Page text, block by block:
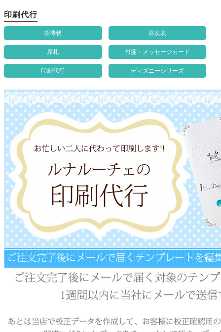
ウェイトドール
子育て卒業証書
ウェルカムボード
クロックギフト
ペーパーアイテム
DIY用品
引菓子
引出物ギフト
カタログギフト
ブライダルバッグ
演出用品
内祝い 出産祝い
季節イベント特集
会社概要
よくあるご質問
ドメイン指定受信について
無料サンプル・資料請求
印刷代行
招待状 席次表
席札 付箋・メッセージカード
印刷代行 ディズニーシリーズ